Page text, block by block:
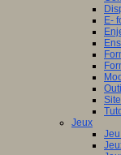
E-
Jeux